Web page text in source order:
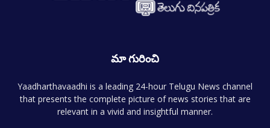
మా గురించి
Yaadharthavaadhi is a leading 24-hour Telugu News channel
that presents the complete picture of news stories that are
relevant in a vivid and insightful manner.